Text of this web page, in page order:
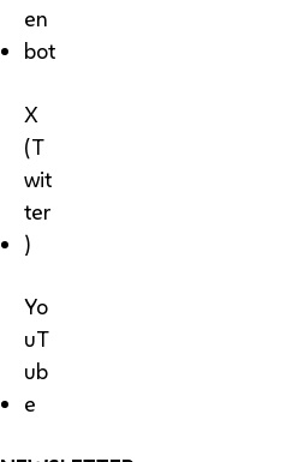
en
bot
X
(T
wit
ter
)
Yo
uT
ub
e